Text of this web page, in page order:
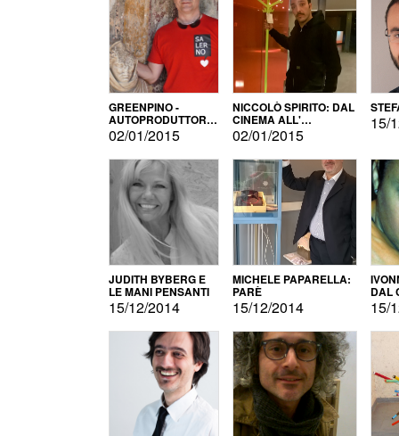
GREENPINO -
AUTOPRODUTTORE
PER AMORE
02/01/2015
NICCOLÒ SPIRITO: DAL
CINEMA ALL'
AUTOPRODUZIONE
02/01/2015
15/
JUDITH BYBERG E
LE MANI PENSANTI
15/12/2014
MICHELE PAPARELLA:
PARÈ
15/12/2014
DAL
15/